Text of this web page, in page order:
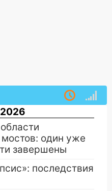
один уже
завершены
последствия